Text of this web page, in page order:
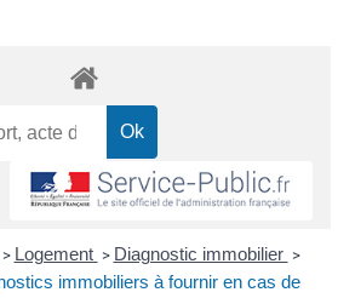
> Logement > Diagnostic immobilier >
immobiliers à fournir en cas de